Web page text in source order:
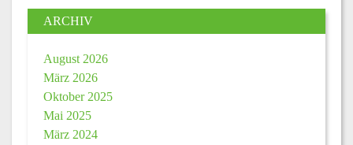
ARCHIV
August 2026
März 2026
Oktober 2025
Mai 2025
März 2024